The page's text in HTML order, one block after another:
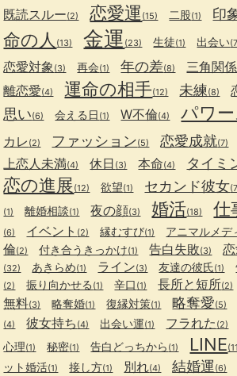
既読スルー(2) 恋愛運 (15) 二股(1) 印
命の人 (13) 金運 (23) 生徒(1) 出会い
恋愛対象(3) 再会(1) 年の差(8) 三角関係
離恋愛(4) 運命の相手(12) 未練(8)
思い(6) 会える日 (1) W不倫(4) パワ
カレ (2) ファッション(5) 恋愛成就(7)
上恋人未満(4) 休日 (3) 本命(4) タイミ
恋の進展(12) 欲望(1) セカンド彼女
(1) 離婚相談(1) 夜の顔(3) 婚活(18) 仕
(6) イベント (2) 縁むすび(1) アニマルメデ
倫(2) 付き合うきっかけ(1) 告白失敗(3)
(32) あきらめ(1) ライン(3) 友達の彼氏(1)
(2) 振り向かせる (1) 辛口 (1) 長所と短所(2)
無料(3) 略奪婚(1) 復縁対策(1) 略奪愛(5)
(4) 彼女持ち (4) 出会い運(1) フラれた (2)
心理(1) 秘密(1) 告白どっちから (1) LINE
ット婚活(1) 接し方(1) 別れ(4) 結婚運(6)